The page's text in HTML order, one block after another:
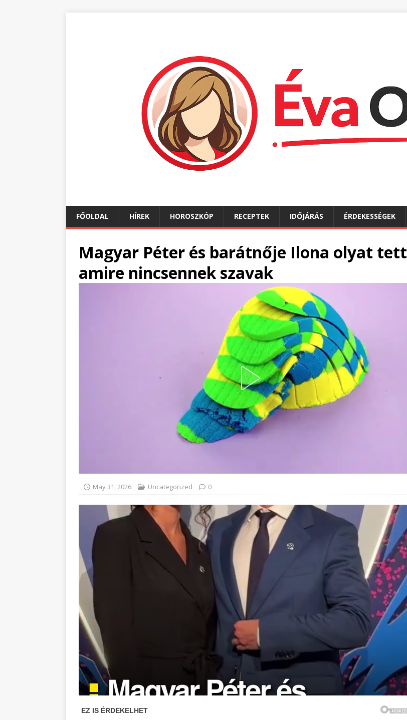
FŐOLDAL HÍREK HOROSZKÓP RECEPTEK IDŐJÁRÁS ÉRDEKESSÉGEK
Magyar Péter és barátnője Ilona olyat tett
amire nincsennek szavak
May 31, 2026 Uncategorized 0